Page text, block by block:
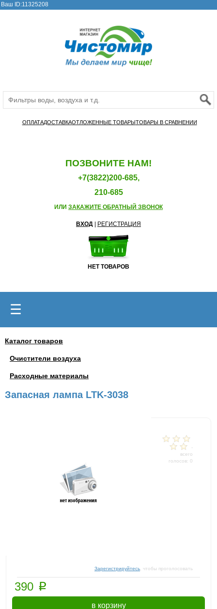
Ваш ID:11325208
ОПЛАТАДОСТАВКАОТЛОЖЕННЫЕ ТОВАРЫТОВАРЫ В СРАВНЕНИИ
ПОЗВОНИТЕ НАМ!
+7(3822)200-685,
210-685
ИЛИ ЗАКАЖИТЕ ОБРАТНЫЙ ЗВОНОК
ВХОД РЕГИСТРАЦИЯ
НЕТ ТОВАРОВ
☰
Каталог товаров
Очистители воздуха
Расходные материалы
Запасная лампа LTK-3038
-
всего
голосов: 0
Зарегистрируйтесь , чтобы проголосовать
390 p
в корзину